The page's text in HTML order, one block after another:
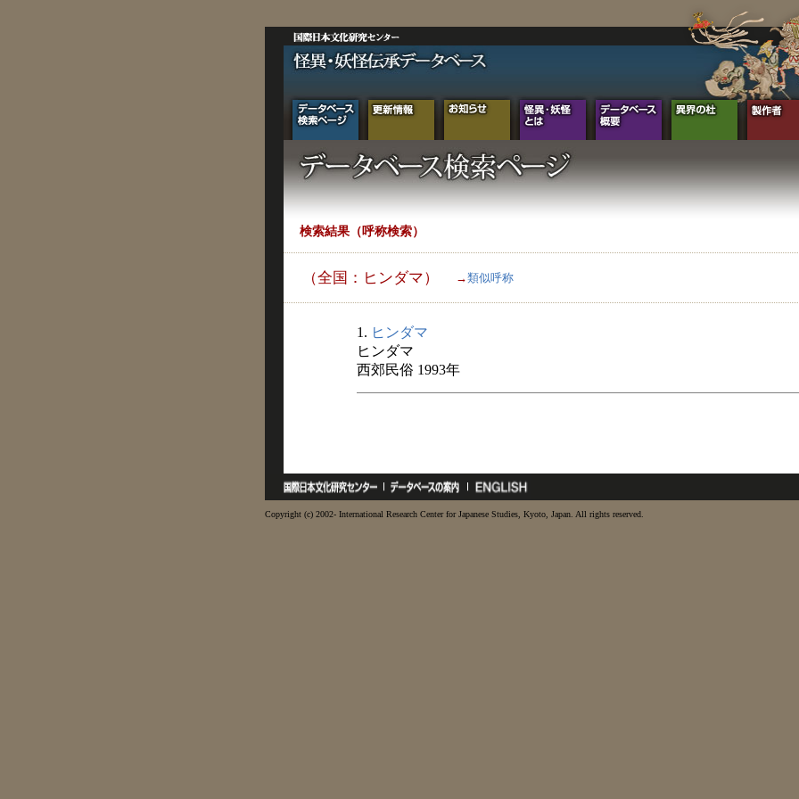
検索結果（呼称検索）
（全国：ヒンダマ） →類似呼称
1. ヒンダマ
ヒンダマ
西郊民俗 1993年
Copyright (c) 2002- International Research Center for Japanese Studies, Kyoto, Japan. All rights reserved.